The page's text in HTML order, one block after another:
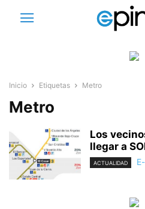
Inicio Etiquetas Metro
Metro
Los
llegar a
ACTUALIDAD